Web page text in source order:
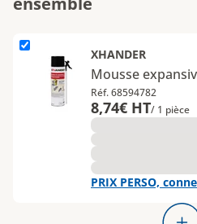
L'élément Mousse expansive PU
XHANDER
Mousse
Réf. 68594782
8,74€ HT/ 1 pièce
PRIX PERSO,